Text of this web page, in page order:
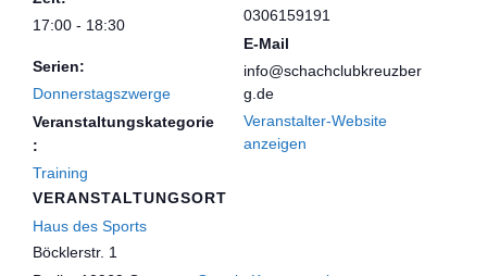
17:00 - 18:30
Serien:
Donnerstagszwerge
Veranstaltungskategorie
:
Training
VERANSTALTUNGSORT
Haus des Sports
Böcklerstr. 1
0306159191
E-Mail
info@schachclubkreuzber
g.de
Veranstalter-Website
anzeigen